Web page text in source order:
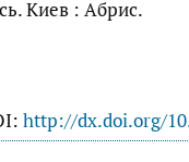
Киев : Абрис.
http://dx.doi.org/